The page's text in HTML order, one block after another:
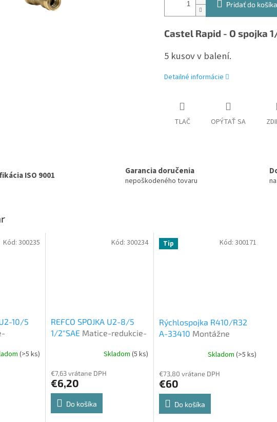
Pridať do košíka
Castel Rapid - O spojka
5 kusov v balení.
Detailné informácie
TLAČ OPÝTAŤ SA
ISO 9001 Garancia doručenia
nepoškodeného tovaru
10/5
(>5 ks)
Kód: 300235
REFCO SPOJKA U2-8/5
1/2"SAE Matice-redukcie-
Skladom (5 ks)
€7,63 vrátane DPH
€6,20
Do košíka
Kód: 300234 Tip
Rýchlospojka R410/R32
A-33410 Montážne
Skladom(>5 ks)
€73,80 vrátane DPH
€60
Do košíka
Kód:300171